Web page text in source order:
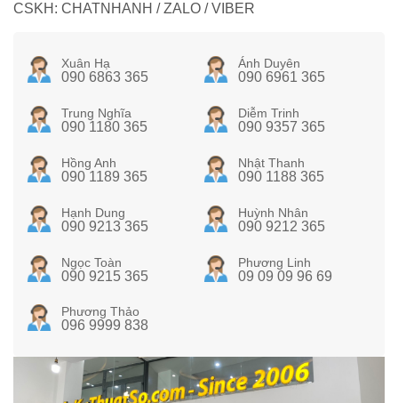
CSKH: CHATNHANH / ZALO / VIBER
Xuân Hạ
090 6863 365
Ánh Duyên
090 6961 365
Trung Nghĩa
090 1180 365
Diễm Trinh
090 9357 365
Hồng Anh
090 1189 365
Nhật Thanh
090 1188 365
Hạnh Dung
090 9213 365
Huỳnh Nhân
090 9212 365
Ngọc Toàn
090 9215 365
Phương Linh
09 09 09 96 69
Phương Thảo
096 9999 838